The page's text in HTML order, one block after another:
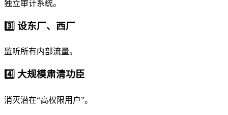
独立审计系统。
3️⃣ 设东厂、西厂
监听所有内部流量。
4️⃣ 大规模肃清功臣
消灭潜在“高权限用户”。